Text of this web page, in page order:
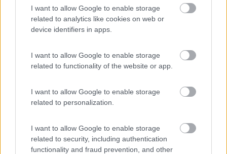
I want to allow Google to enable storage
related to analytics like cookies on web or
device identifiers in apps.
I want to allow Google to enable storage
related to functionality of the website or app.
I want to allow Google to enable storage
related to personalization.
I want to allow Google to enable storage
related to security, including authentication
functionality and fraud prevention, and other
Campeggio
Dea Cupra
Servizi / Posizione
Cupra Marittima (AP) - 6km
Via Adriatica Sud, 44